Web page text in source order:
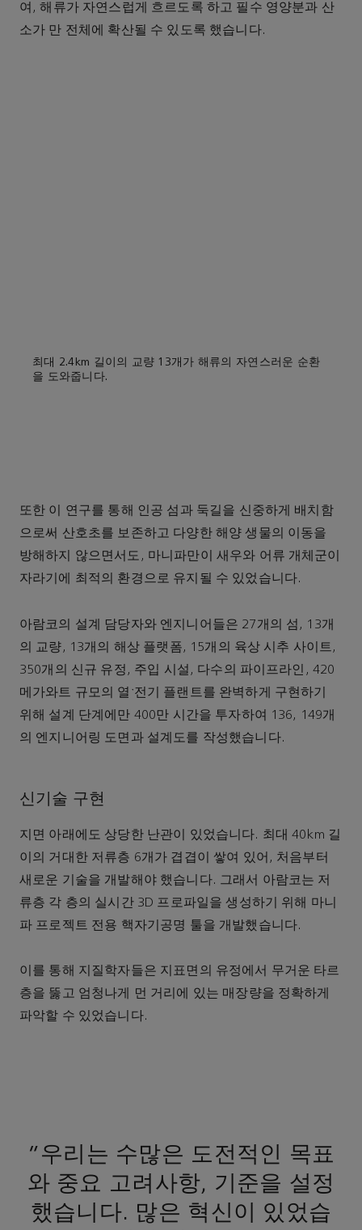
여, 해류가 자연스럽게 흐르도록 하고 필수 영양분과 산
소가 만 전체에 확산될 수 있도록 했습니다.
최대 2.4km 길이의 교량 13개가 해류의 자연스러운 순환
을 도와줍니다.
또한 이 연구를 통해 인공 섬과 둑길을 신중하게 배치함
으로써 산호초를 보존하고 다양한 해양 생물의 이동을
방해하지 않으면서도, 마니파만이 새우와 어류 개체군이
자라기에 최적의 환경으로 유지될 수 있었습니다.
아람코의 설계 담당자와 엔지니어들은 27개의 섬, 13개
의 교량, 13개의 해상 플랫폼, 15개의 육상 시추 사이트,
350개의 신규 유정, 주입 시설, 다수의 파이프라인, 420
메가와트 규모의 열ˑ전기 플랜트를 완벽하게 구현하기
위해 설계 단계에만 400만 시간을 투자하여 136, 149개
의 엔지니어링 도면과 설계도를 작성했습니다.
신기술 구현
지면 아래에도 상당한 난관이 있었습니다. 최대 40km 길
이의 거대한 저류층 6개가 겹겹이 쌓여 있어, 처음부터
새로운 기술을 개발해야 했습니다. 그래서 아람코는 저
류층 각 층의 실시간 3D 프로파일을 생성하기 위해 마니
파 프로젝트 전용 핵자기공명 툴을 개발했습니다.
이를 통해 지질학자들은 지표면의 유정에서 무거운 타르
층을 뚫고 엄청나게 먼 거리에 있는 매장량을 정확하게
파악할 수 있었습니다.
"우리는 수많은 도전적인 목표
와 중요 고려사항, 기준을 설정
했습니다. 많은 혁신이 있었습